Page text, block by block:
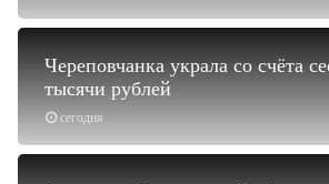
сегодня
Череповчанка украла со счёта
тысячи рублей